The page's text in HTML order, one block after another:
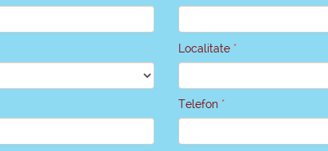
Localitate
Telefon